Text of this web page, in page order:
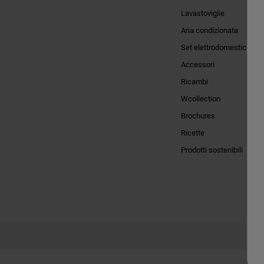
Lavastoviglie
Aria condizionata
Set elettrodomestici
Accessori
Ricambi
Wcollection
Brochures
Ricette
Prodotti sostenibili